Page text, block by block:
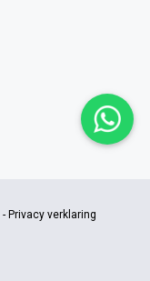
- Privacy verklaring